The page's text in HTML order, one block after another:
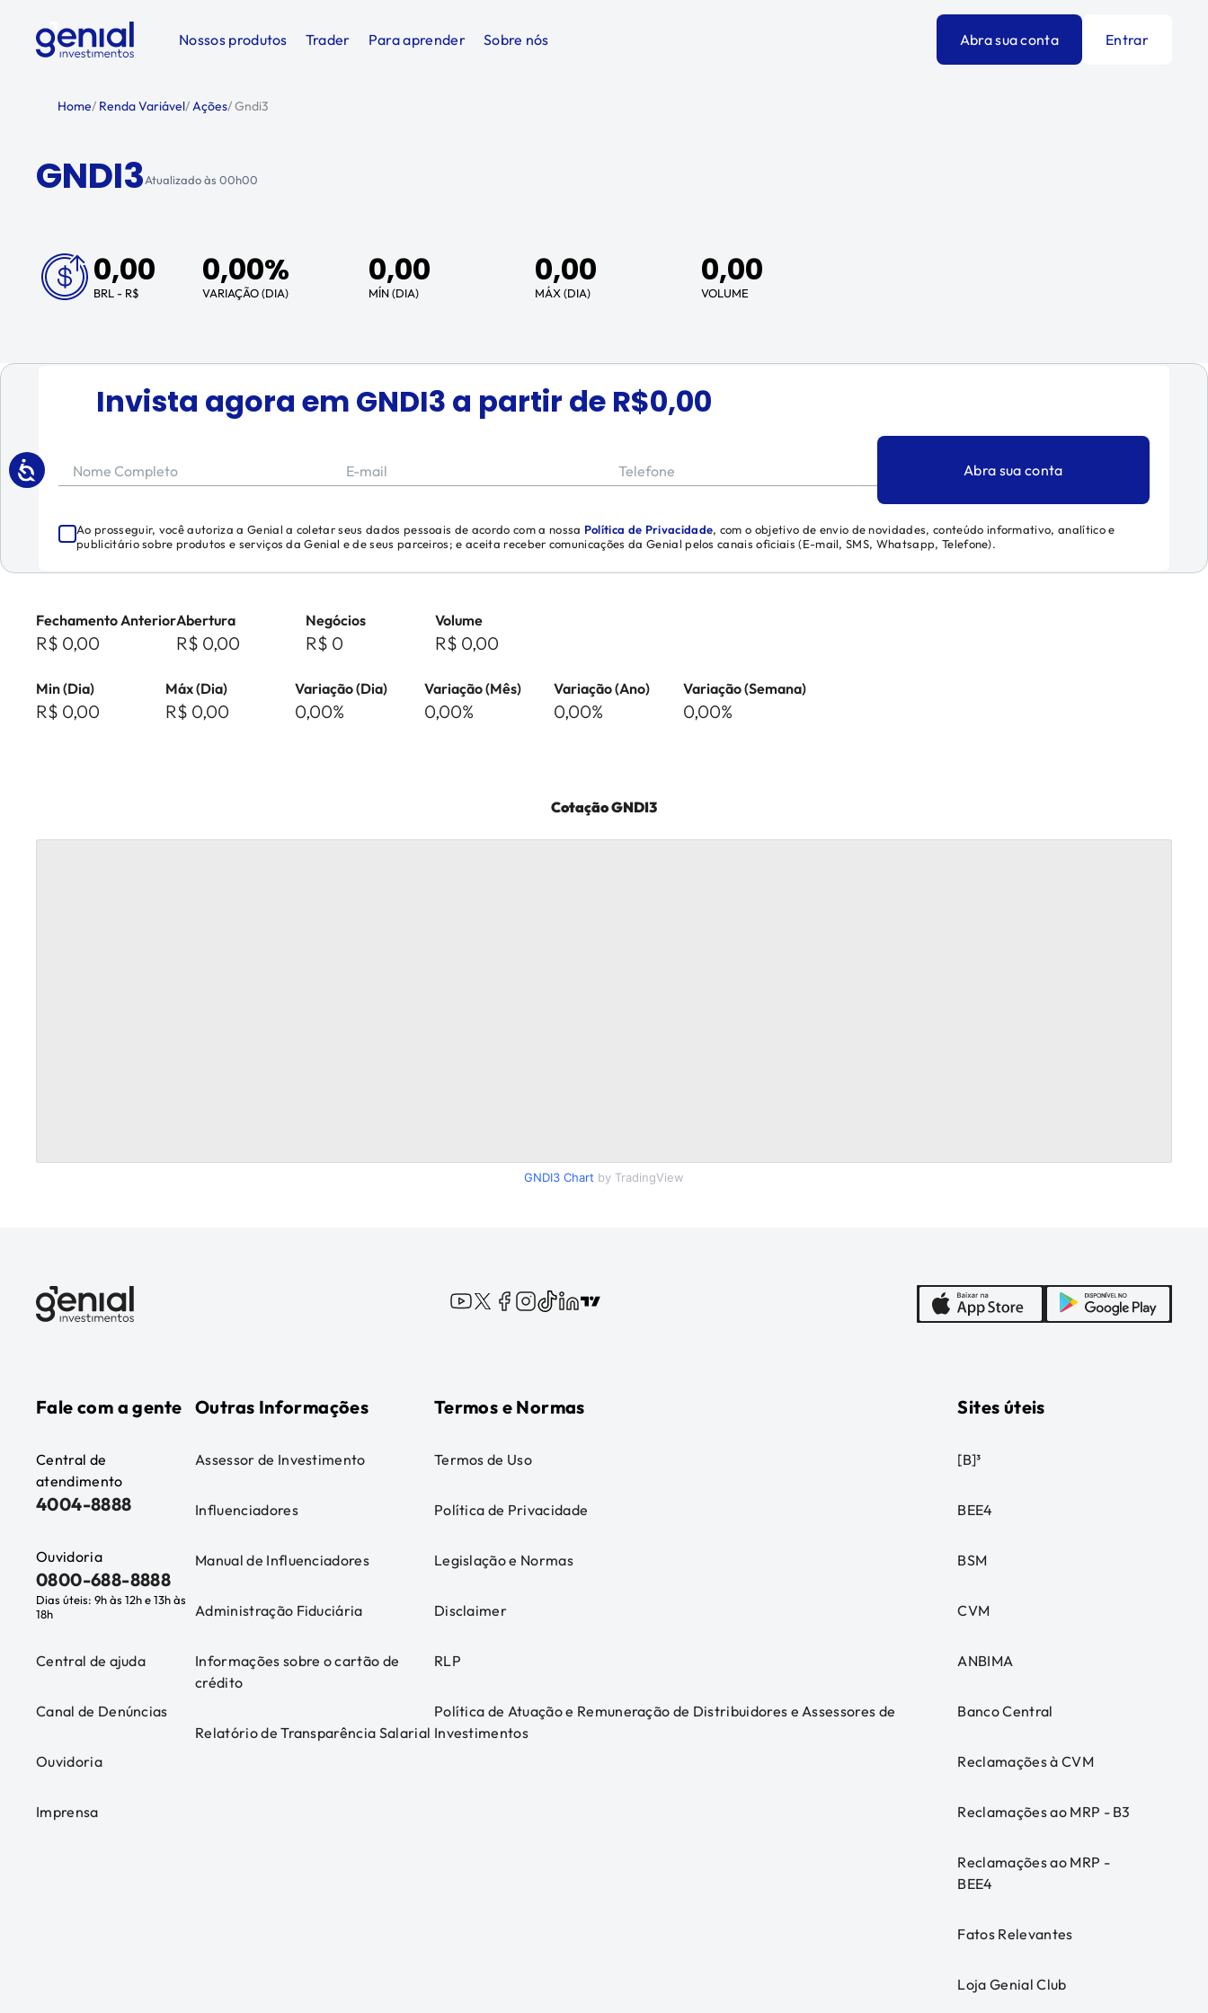
Nossos produtos Trader Para aprender Sobre nós Abra sua conta Entrar
Home/ Renda Variável/Ações/Gndi3
GNDI3Atualizado às 00h00
0,00
BRL - R$
0,00%
VARIAÇÃO (DIA)
0,00
MÍN (DIA)
0,00
MÁX (DIA)
0,00
VOLUME
Invista agora em GNDI3 a partir de R$0,00
Nome Completo E-mail Telefone Abra sua conta
Ao prosseguir, você autoriza a Genial a coletar seus dados pessoais de acordo com a nossa Política de Privacidade, com o objetivo de envio de novidades, conteúdo informativo, analítico e
publicitário sobre produtos e serviços da Genial e de seus parceiros; e aceita receber comunicações da Genial pelos canais oficiais (E-mail, SMS, Whatsapp, Telefone).
Fechamento Anterior
R$ 0,00
Abertura
R$ 0,00
Negócios
R$ 0
Volume
R$ 0,00
Min (Dia)
R$ 0,00
Máx (Dia)
R$ 0,00
Variação (Dia)
0,00%
Variação (Mês)
0,00%
Variação (Ano)
0,00%
Variação (Semana)
0,00%
CotaçãoGNDI3
GNDI3 Chart by TradingView
Fale com a gente
Central de
atendimento
4004-8888
Ouvidoria
0800-688-8888
Dias úteis: 9h às 12h e 13h às
18h
Central de ajuda
Canal de Denúncias
Ouvidoria
Imprensa
Outras Informações
Assessor de Investimento
Influenciadores
Manual de Influenciadores
Administração Fiduciária
Informações sobre o cartão de
crédito
Relatório de Transparência Salarial
Termos e Normas
Termos de Uso
Política de Privacidade
Legislação e Normas
Disclaimer
RLP
Política de Atuação e Remuneração de Distribuidores e Assessores de
Investimentos
Sites úteis
[B]³
BEE4
BSM
CVM
ANBIMA
Banco Central
Reclamações à CVM
Reclamações ao MRP - B3
Reclamações ao MRP -
BEE4
Fatos Relevantes
Loja Genial Club